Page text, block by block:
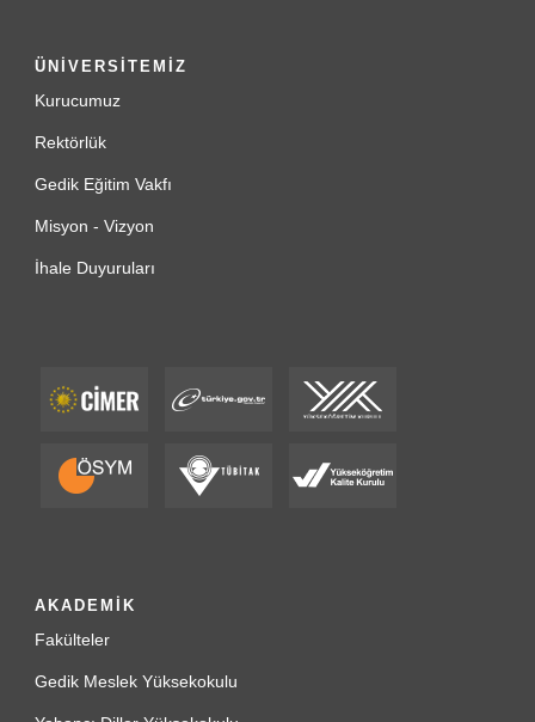
ÜNİVERSİTEMİZ
Kurucumuz
Rektörlük
Gedik Eğitim Vakfı
Misyon - Vizyon
İhale Duyuruları
AKADEMİK
Fakülteler
Gedik Meslek Yüksekokulu